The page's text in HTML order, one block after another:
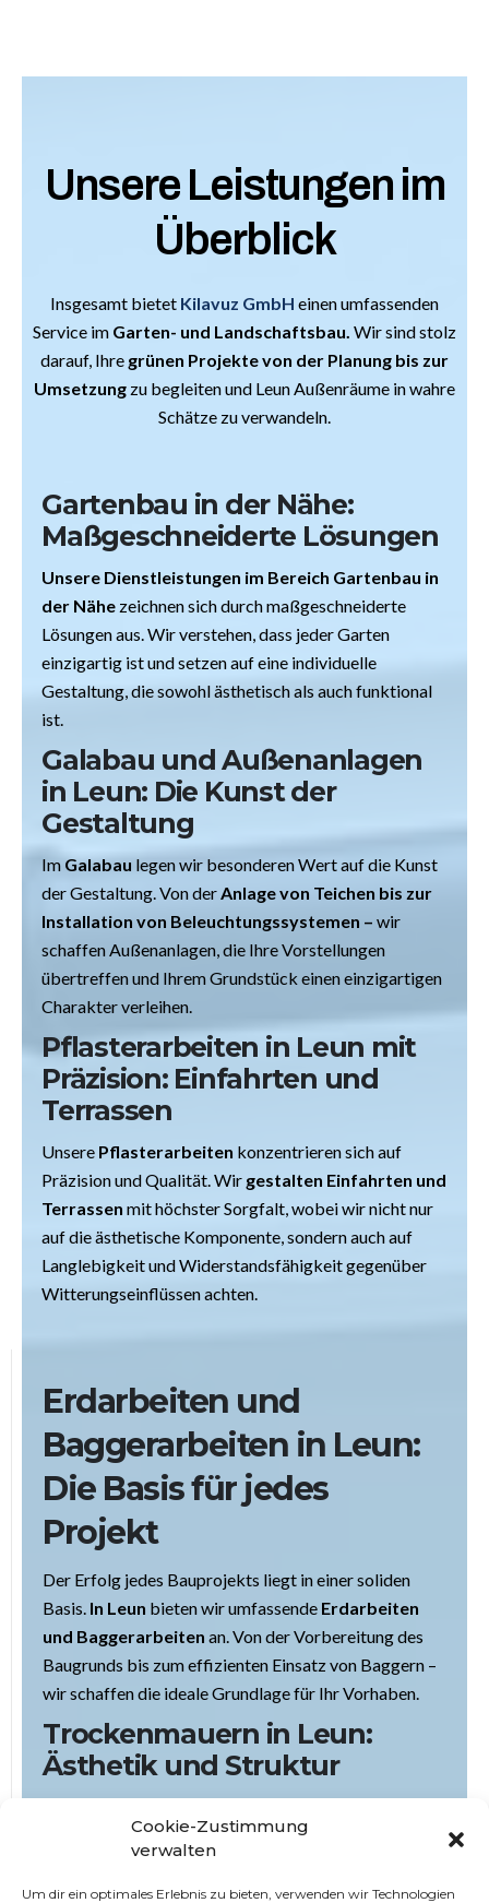
Cookie-Zustimmung
verwalten
Um dir ein optimales Erlebnis zu bieten, verwenden wir Technologien
Unsere Leistungen im
Überblick
Insgesamt bietet Kilavuz GmbH einen umfassenden
Service im Garten- und Landschaftsbau. Wir sind stolz
darauf, Ihre grünen Projekte von der Planung bis zur
Umsetzung zu begleiten und Leun Außenräume in wahre
Schätze zu verwandeln.
Gartenbau in der Nähe:
Maßgeschneiderte Lösungen
Unsere Dienstleistungen im Bereich Gartenbau in
der Nähe zeichnen sich durch maßgeschneiderte
Lösungen aus. Wir verstehen, dass jeder Garten
einzigartig ist und setzen auf eine individuelle
Gestaltung, die sowohl ästhetisch als auch funktional
ist.
Galabau und Außenanlagen
in Leun: Die Kunst der
Gestaltung
Im Galabau legen wir besonderen Wert auf die Kunst
der Gestaltung. Von derAnlage von Teichen bis zur
Installation von Beleuchtungssystemen – wir
schaffen Außenanlagen, die Ihre Vorstellungen
übertreffen und Ihrem Grundstück einen einzigartigen
Charakter verleihen.
Pflasterarbeiten in Leun mit
Präzision: Einfahrten und
Terrassen
Unsere Pflasterarbeiten konzentrieren sich auf
Präzision und Qualität. Wir gestalten Einfahrten und
Terrassen mit höchster Sorgfalt, wobei wir nicht nur
auf die ästhetische Komponente, sondern auch auf
Langlebigkeit und Widerstandsfähigkeit gegenüber
Witterungseinflüssen achten.
Erdarbeiten und
Baggerarbeiten in Leun:
Die Basis für jedes
Projekt
Der Erfolg jedes Bauprojekts liegt in einer soliden
Basis. In Leun bieten wir umfassende Erdarbeiten
und Baggerarbeiten an. Von der Vorbereitung des
Baugrunds bis zum effizienten Einsatz von Baggern –
wir schaffen die ideale Grundlage für Ihr Vorhaben.
Trockenmauern in Leun:
Ästhetik und Struktur
Ästhetik und Struktur. Wir setzen nicht nur Mauern,
sondern schaffen architektonische Elemente, die
Ihrem Garten eine einzigartige Note verleihen. Die